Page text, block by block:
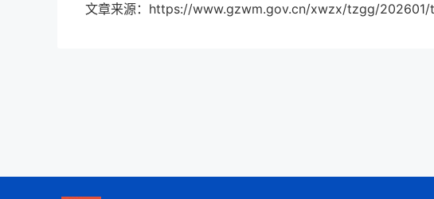
文章来源：https://www.gzwm.gov.cn/xwzx/tzgg/